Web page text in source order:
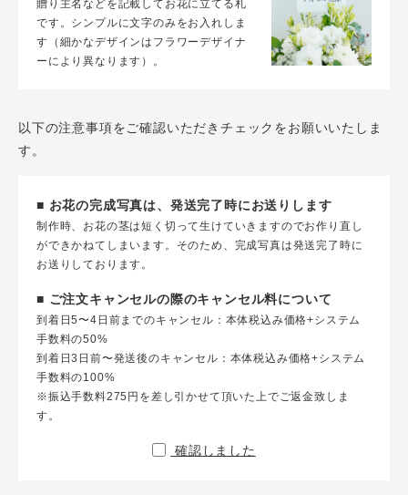
贈り主名などを記載してお花に立てる札
です。シンプルに文字のみをお入れしま
す（細かなデザインはフラワーデザイナ
ーにより異なります）。
以下の注意事項をご確認いただきチェックをお願いいたしま
す。
■ お花の完成写真は、発送完了時にお送りします
制作時、お花の茎は短く切って生けていきますのでお作り直し
ができかねてしまいます。そのため、完成写真は発送完了時に
お送りしております。
■ ご注文キャンセルの際のキャンセル料について
到着日5〜4日前までのキャンセル：本体税込み価格+システム
手数料の50%
到着日3日前〜発送後のキャンセル：本体税込み価格+システム
手数料の100%
※振込手数料275円を差し引かせて頂いた上でご返金致しま
す。
確認しました